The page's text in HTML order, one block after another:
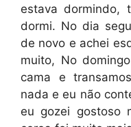
estava dormindo,
dormi. No dia
de novo e achei
muito, No
cama e
nada e eu não
eu gozei gostoso